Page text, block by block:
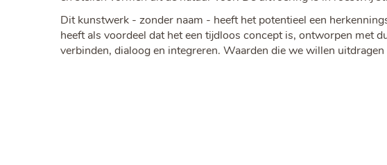
Dit kunstwerk - zonder naam - heeft het potentieel een
heeft als voordeel dat het een tijdloos concept is, ontworpen met
verbinden, dialoog en integreren. Waarden die we willen